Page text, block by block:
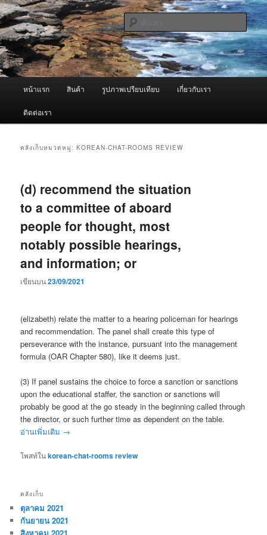
ข้าม
ไป
ยัง
เนื้อหา
หลัก
ข้าม
ไป
บทความ
รอง
ผู้นำเข้าเครื่องพ่นหมอกควัน Best
Fogger / Fogger One และ อะไหล่
จำหน่ายเครื่องพ่นหมอกควัน คุณภาพดี บริการด้วยความจริงใจ
ค้นหา
หน้าแรก สินค้า รูปภาพเปรียบเทียบ เกี่ยวกับเรา
ติดต่อเรา
คลังเก็บหมวดหมู่:KOREAN-CHAT-ROOMS REVIEW
(d) recommend the situation
to a committee of aboard
people for thought, most
notably possible hearings,
and information; or
เขียนบน23/09/2021
(elizabeth) relate the matter to a hearing policeman for hearings
and recommendation. The panel shall create this type of
perseverance with the instance, pursuant into the management
formula (OAR Chapter 580), like it deems just.
(3) If panel sustains the choice to force a sanction or sanctions
upon the educational staffer, the sanction or sanctions will
probably be good at the go steady in the beginning called through
the director, or such further time as dependent on the table.
อ่านเพิ่มเติม →
โพสท์ในkorean-chat-rooms review
คลังเก็บ
ตุลาคม 2021
กันยายน 2021